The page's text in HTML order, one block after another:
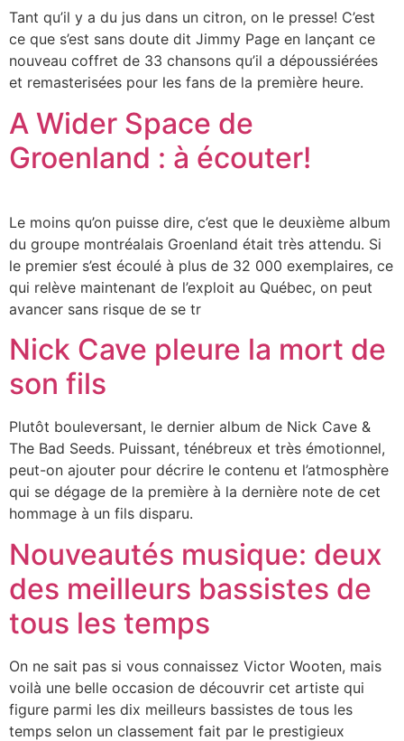
Tant qu’il y a du jus dans un citron, on le presse! C’est
ce que s’est sans doute dit Jimmy Page en lançant ce
nouveau coffret de 33 chansons qu’il a dépoussiérées
et remasterisées pour les fans de la première heure.
A Wider Space de
Groenland : à écouter!
Le moins qu’on puisse dire, c’est que le deuxième album
du groupe montréalais Groenland était très attendu. Si
le premier s’est écoulé à plus de 32 000 exemplaires, ce
qui relève maintenant de l’exploit au Québec, on peut
avancer sans risque de se tr
Nick Cave pleure la mort de
son fils
Plutôt bouleversant, le dernier album de Nick Cave &
The Bad Seeds. Puissant, ténébreux et très émotionnel,
peut-on ajouter pour décrire le contenu et l’atmosphère
qui se dégage de la première à la dernière note de cet
hommage à un fils disparu.
Nouveautés musique: deux
des meilleurs bassistes de
tous les temps
On ne sait pas si vous connaissez Victor Wooten, mais
voilà une belle occasion de découvrir cet artiste qui
figure parmi les dix meilleurs bassistes de tous les
temps selon un classement fait par le prestigieux